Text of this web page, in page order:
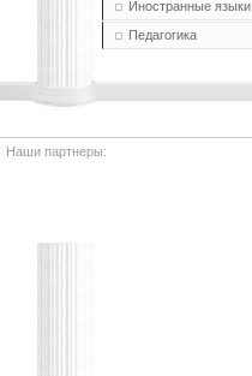
Иностранные языки
Педагогика
Наши партнеры: